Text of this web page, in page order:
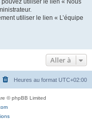
pouvez utiliser le lien « Nous
utiliser le lien « L’équipe
Aller à
Heures au format UTC+02:00
© phpBB Limited